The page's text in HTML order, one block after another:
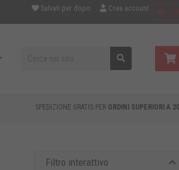
Salvati per dopo Crea account
SPEDIZIONE GRATIS PER ORDINI SUPERIORI A
Filtro interattivo